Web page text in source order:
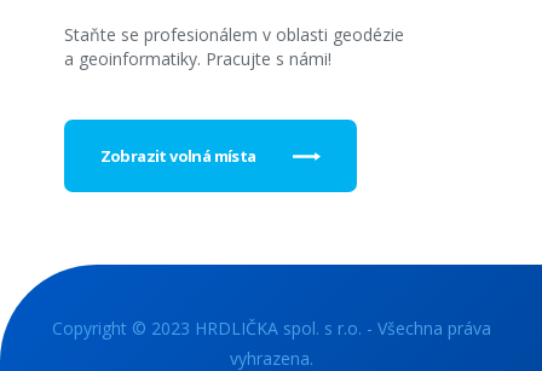
Staňte se profesionálem v oblasti geodézie
a geoinformatiky. Pracujte s námi!
Zobrazit volná místa
Copyright © 2023 HRDLIČKA spol. s r.o. - Všechna práva
vyhrazena.